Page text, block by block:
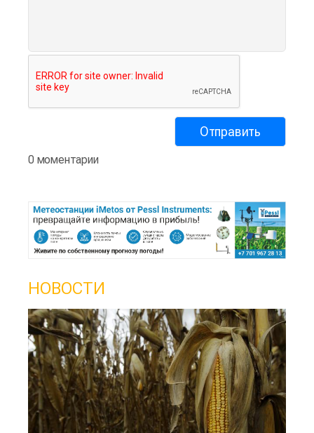
0 моментарии
НОВОСТИ